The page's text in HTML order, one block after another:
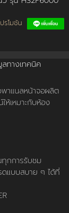
รโมชัน
ลทางเทคนิค